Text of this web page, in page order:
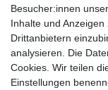
Adventskalender
Service
Versandinfos
FAQ
Ersatzteile
Besucher:innen
Inhalte und
Drittanbietern
analysieren. Die
Cookies. Wir teilen
Einstellungen